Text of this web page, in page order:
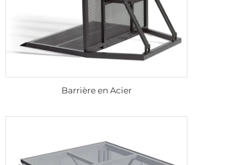
Barrière en Acier